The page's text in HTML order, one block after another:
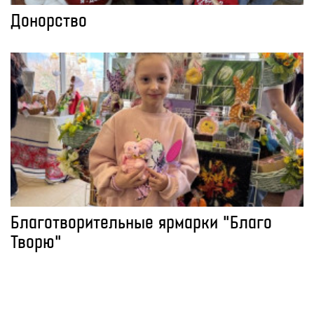
Донорство
Благотворительные ярмарки "Благо
Творю"